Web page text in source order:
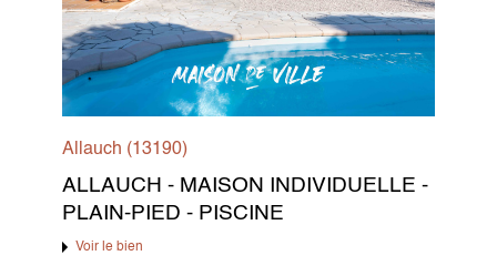
Allauch (13190)
ALLAUCH - MAISON INDIVIDUELLE -
PLAIN-PIED - PISCINE
Voir le bien